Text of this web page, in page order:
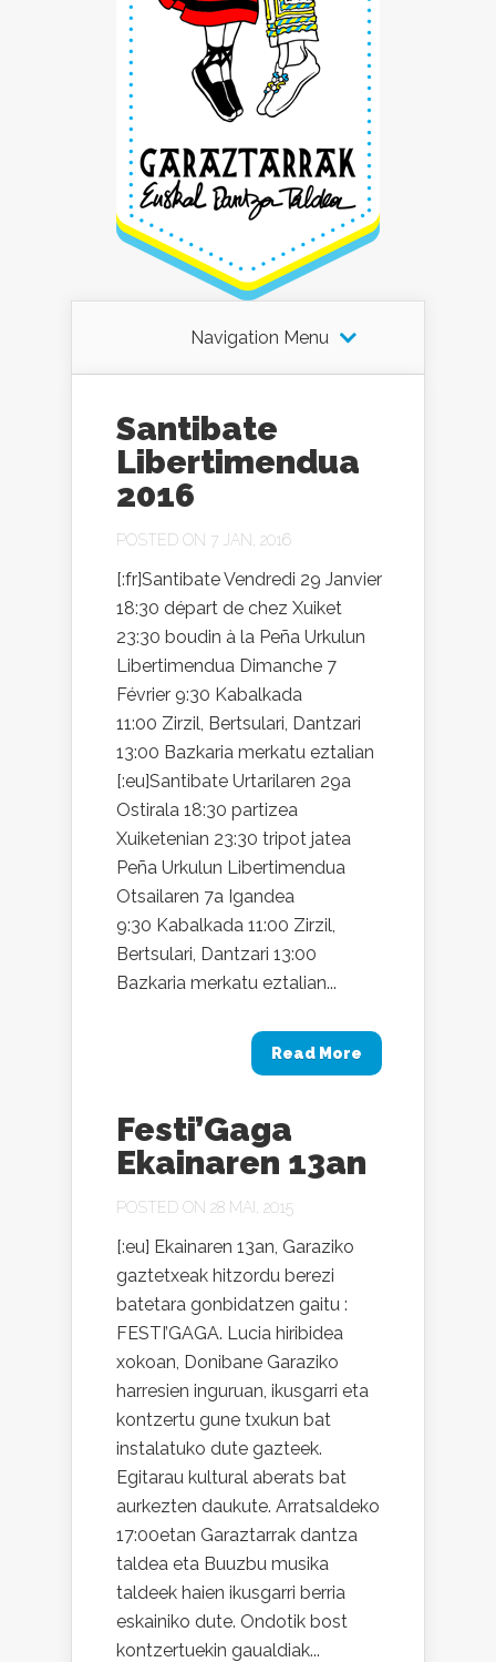
Navigation Menu
Santibate
Libertimendua
2016
POSTED ON 7 JAN, 2016
[:fr]Santibate Vendredi 29 Janvier
18:30 départ de chez Xuiket
23:30 boudin à la Peña Urkulun
Libertimendua Dimanche 7
Février 9:30 Kabalkada
11:00 Zirzil, Bertsulari, Dantzari
13:00 Bazkaria merkatu eztalian
[:eu]Santibate Urtarilaren 29a
Ostirala 18:30 partizea
Xuiketenian 23:30 tripot jatea
Peña Urkulun Libertimendua
Otsailaren 7a Igandea
9:30 Kabalkada 11:00 Zirzil,
Bertsulari, Dantzari 13:00
Bazkaria merkatu eztalian...
Read More
Festi’Gaga
Ekainaren 13an
POSTED ON 28 MAI, 2015
[:eu] Ekainaren 13an, Garaziko
gaztetxeak hitzordu berezi
batetara gonbidatzen gaitu :
FESTI’GAGA. Lucia hiribidea
xokoan, Donibane Garaziko
harresien inguruan, ikusgarri eta
kontzertu gune txukun bat
instalatuko dute gazteek.
Egitarau kultural aberats bat
aurkezten daukute. Arratsaldeko
17:00etan Garaztarrak dantza
taldea eta Buuzbu musika
taldeek haien ikusgarri berria
eskainiko dute. Ondotik bost
kontzertuekin gaualdiak...